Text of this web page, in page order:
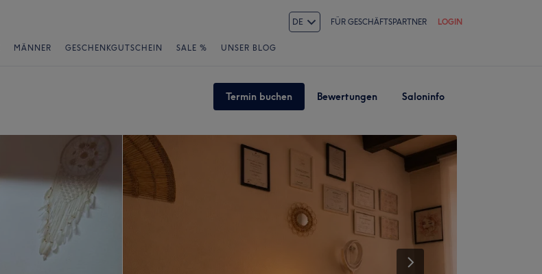
DE FÜR GESCHÄFTSPARTNER LOGIN
MÄNNER GESCHENKGUTSCHEIN SALE % UNSER BLOG
Termin buchen Bewertungen Saloninfo